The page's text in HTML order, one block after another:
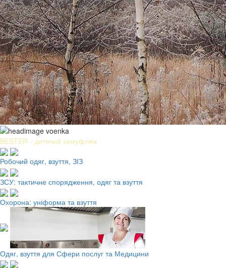
BESTER - дитячий камуфляж
Робочий одяг, взуття, ЗІЗ
ЗСУ: тактичне спорядження, одяг та взуття
Охорона: уніформа та взуття
Одяг, взуття для Сфери послуг та Медицини